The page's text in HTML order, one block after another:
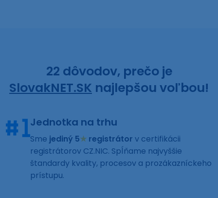
22 dôvodov, prečo je
SlovakNET.SK najlepšou voľbou!
Jednotka na trhu
Sme jediný 5★ registrátor v certifikácii
registrátorov CZ.NIC. Spĺňame najvyššie
štandardy kvality, procesov a prozákazníckeho
prístupu.